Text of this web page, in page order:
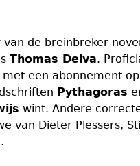
van de breinbreker
Thomas Delva.
een abonnement
Pythagoras
wint. Andere
van Dieter Plessers,